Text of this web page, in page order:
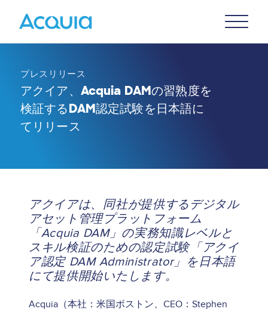
Menu
プレスリリース
アクイア、Acquia DAMの習熟度を
検証するDAM認定試験を日本語に
てリリース
アクイアは、同社が提供するデジタル
アセット管理プラットフォーム
「Acquia DAM」の実務知識レベルと
スキル検証のための認定試験「アクイ
ア認定 DAM Administrator」を日本語
にて提供開始いたします。
Acquia（本社：米国ボストン、CEO：Stephen